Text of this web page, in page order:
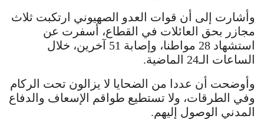
وأشارت إلى أن قوات العدو الصهيوني ارتكبت ثلاث
مجازر بحق العائلات في القطاع، أسفرت عن
استشهاد 28 مواطنا، وإصابة 51 آخرين، خلال
الساعات الـ24 الماضية.
وأوضحت أن عددا من الضحايا لا يزالون تحت الركام
وفي الطرقات، ولا تستطيع طواقم الإسعاف والدفاع
المدني الوصول إليهم.